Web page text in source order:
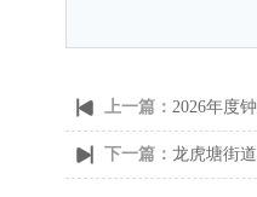
上一篇： 2026年度
下一篇： 龙虎塘街